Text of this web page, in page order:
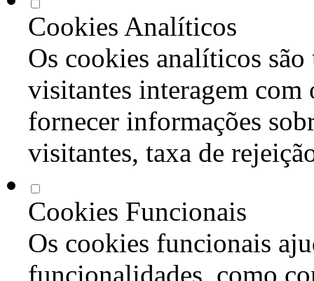
Cookies Analíticos
Os cookies analíticos são
visitantes interagem com
fornecer informações
visitantes, taxa de
Cookies Funcionais
Os cookies funcionais
funcionalidades, como